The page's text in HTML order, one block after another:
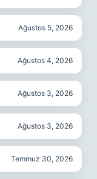
Ağustos 5, 2026
Ağustos 4, 2026
Ağustos 3, 2026
Ağustos 3, 2026
Temmuz 30, 2026